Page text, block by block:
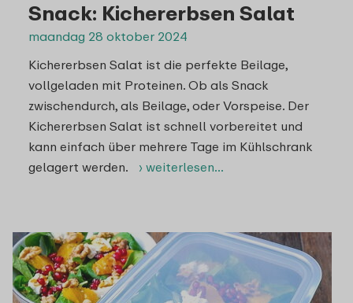
Snack: Kichererbsen Salat
maandag 28 oktober 2024
Kichererbsen Salat ist die perfekte Beilage,
vollgeladen mit Proteinen. Ob als Snack
zwischendurch, als Beilage, oder Vorspeise. Der
Kichererbsen Salat ist schnell vorbereitet und
kann einfach über mehrere Tage im Kühlschrank
gelagert werden.
› weiterlesen…